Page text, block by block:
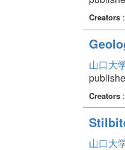
Creators:
山口大
Creators:
山口大